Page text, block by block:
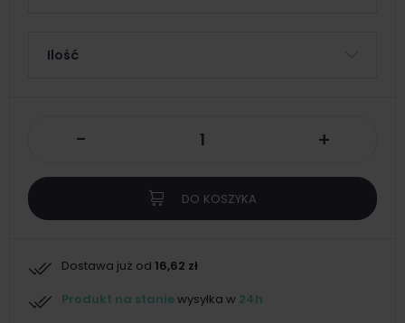
Ilość
- +
DO KOSZYKA
Dostawa już od 16,62 zł
Produkt na staniewysyłka w 24h